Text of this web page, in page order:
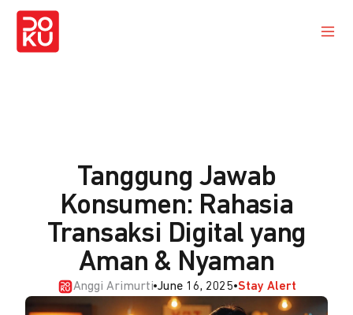
Tanggung Jawab
Konsumen: Rahasia
Transaksi Digital yang
Aman & Nyaman
Anggi Arimurti•June 16, 2025•Stay Alert